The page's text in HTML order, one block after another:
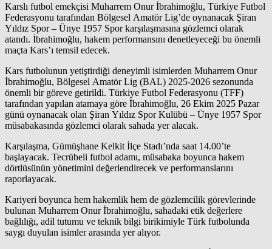
Karslı futbol emekçisi Muharrem Onur İbrahimoğlu, Türkiye Futbol
Federasyonu tarafından Bölgesel Amatör Lig’de oynanacak Şiran
Yıldız Spor – Ünye 1957 Spor karşılaşmasına gözlemci olarak
atandı. İbrahimoğlu, hakem performansını denetleyeceği bu önemli
maçta Kars’ı temsil edecek.
Kars futbolunun yetiştirdiği deneyimli isimlerden Muharrem Onur
İbrahimoğlu, Bölgesel Amatör Lig (BAL) 2025-2026 sezonunda
önemli bir göreve getirildi. Türkiye Futbol Federasyonu (TFF)
tarafından yapılan atamaya göre İbrahimoğlu, 26 Ekim 2025 Pazar
günü oynanacak olan Şiran Yıldız Spor Kulübü – Ünye 1957 Spor
müsabakasında gözlemci olarak sahada yer alacak.
Karşılaşma, Gümüşhane Kelkit İlçe Stadı’nda saat 14.00’te
başlayacak. Tecrübeli futbol adamı, müsabaka boyunca hakem
dörtlüsünün yönetimini değerlendirecek ve performanslarını
raporlayacak.
Kariyeri boyunca hem hakemlik hem de gözlemcilik görevlerinde
bulunan Muharrem Onur İbrahimoğlu, sahadaki etik değerlere
bağlılığı, adil tutumu ve teknik bilgi birikimiyle Türk futbolunda
saygı duyulan isimler arasında yer alıyor.